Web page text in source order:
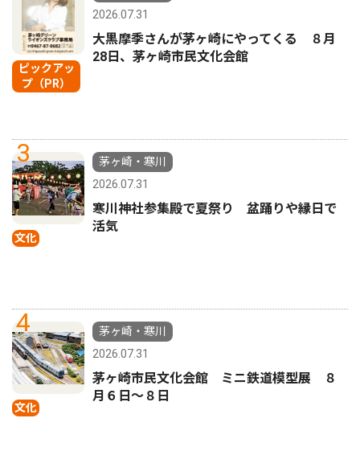
ピックアッ
プ（PR）
2026.07.31
大黒摩季さんが茅ヶ崎にやってくる ８月
28日、茅ヶ崎市民文化会館
3
文化
茅ヶ崎・寒川
2026.07.31
寒川神社参集殿で夏祭り 盆踊りや縁日で
活気
4
文化
茅ヶ崎・寒川
2026.07.31
茅ヶ崎市民文化会館 ミニ鉄道模型展 ８
月６日〜８日